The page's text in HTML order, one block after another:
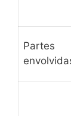
Partes